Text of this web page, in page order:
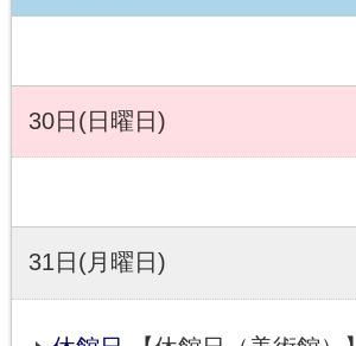
30日(日曜日)
31日(月曜日)